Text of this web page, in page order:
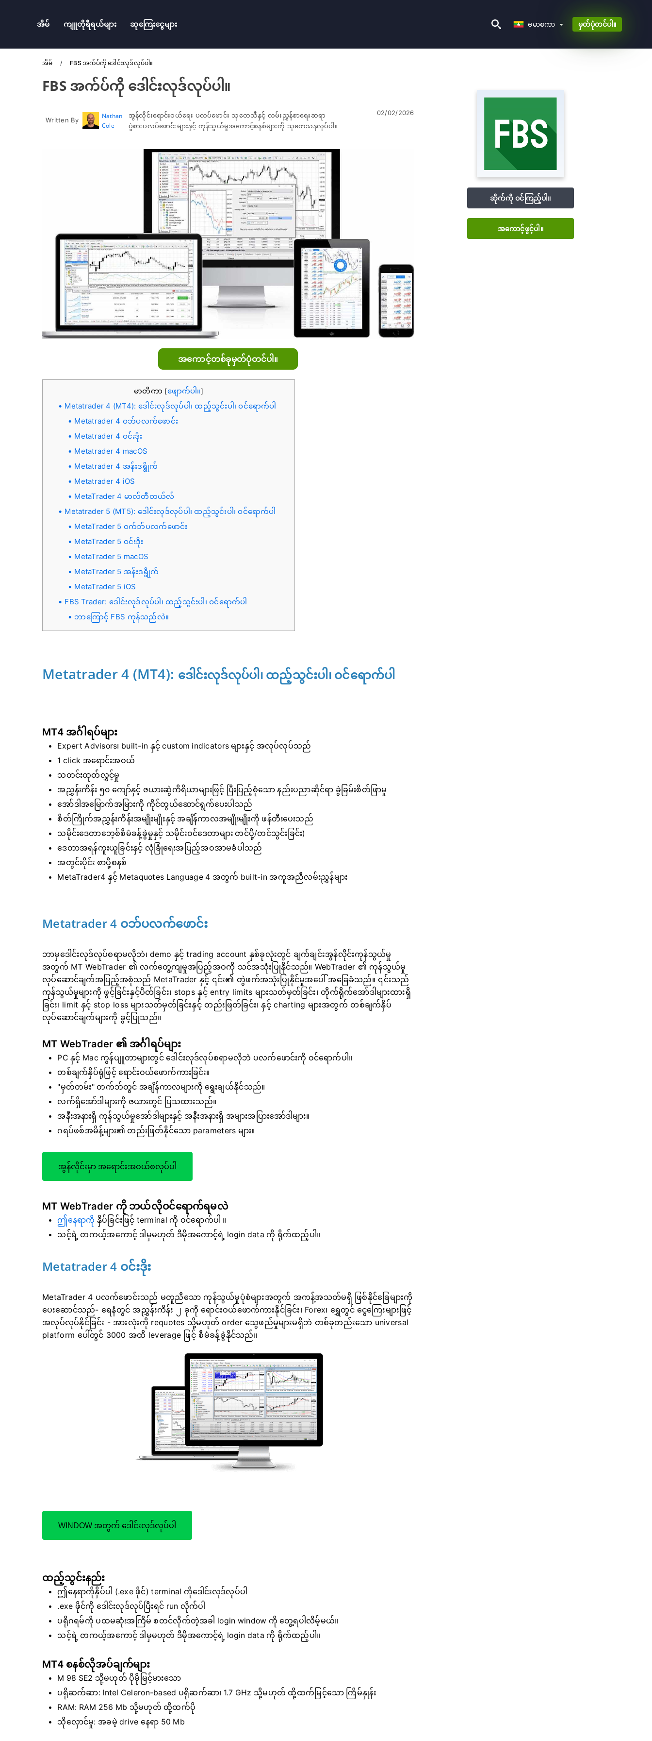
အိမ် ကျူတိုရီရယ်များ ဆုကြေးငွေများ ဗမာစကာ မှတ်ပုံတင်ပါ။
အိမ် FBS အက်ပ်ကို ဒေါင်းလုဒ်လုပ်ပါ။
FBS အက်ပ်ကို ဒေါင်းလုဒ်လုပ်ပါ။
Written By
Nathan
Cole
အွန်လိုင်းရောင်းဝယ်ရေး ပလပ်ဖောင်း သုတေသီနှင့် လမ်းညွှန်စာရေးဆရာ
ပွဲစားပလပ်ဖောင်းများနှင့် ကုန်သွယ်မှုအကောင့်စနစ်များကို သုတေသနလုပ်ပါ။
02/02/2026
အကောင့်တစ်ခုမှတ်ပုံတင်ပါ။
မာတိကာ [ဖျောက်ပါ။]
Metatrader 4 (MT4): ဒေါင်းလုဒ်လုပ်ပါ၊ ထည့်သွင်းပါ၊ ဝင်ရောက်ပါ
Metatrader 4 ဝဘ်ပလက်ဖောင်း
Metatrader 4 ဝင်းဒိုး
Metatrader 4 macOS
Metatrader 4 အန်းဒရွိုက်
Metatrader 4 iOS
MetaTrader 4 မာလ်တီတယ်လ်
Metatrader 5 (MT5): ဒေါင်းလုဒ်လုပ်ပါ၊ ထည့်သွင်းပါ၊ ဝင်ရောက်ပါ
MetaTrader 5 ဝက်ဘ်ပလက်ဖောင်း
MetaTrader 5 ဝင်းဒိုး
MetaTrader 5 macOS
MetaTrader 5 အန်းဒရွိုက်
MetaTrader 5 iOS
FBS Trader: ဒေါင်းလုဒ်လုပ်ပါ၊ ထည့်သွင်းပါ၊ ဝင်ရောက်ပါ
ဘာကြောင့် FBS ကုန်သည်လဲ။
Metatrader 4 (MT4): ဒေါင်းလုဒ်လုပ်ပါ၊ ထည့်သွင်းပါ၊ ဝင်ရောက်ပါ
MT4 အင်္ဂါရပ်များ
Expert Advisors၊ built-in နှင့် custom indicators များနှင့် အလုပ်လုပ်သည်
1 click အရောင်းအဝယ်
သတင်းထုတ်လွှင့်မှု
အညွှန်းကိန်း ၅၀ ကျော်နှင့် ဇယားဆွဲကိရိယာများဖြင့် ပြီးပြည့်စုံသော နည်းပညာဆိုင်ရာ ခွဲခြမ်းစိတ်ဖြာမှု
အော်ဒါအမြောက်အမြားကို ကိုင်တွယ်ဆောင်ရွက်ပေးပါသည်
စိတ်ကြိုက်အညွှန်းကိန်းအမျိုးမျိုးနှင့် အချိန်ကာလအမျိုးမျိုးကို ဖန်တီးပေးသည်
သမိုင်းဒေတာဘေ့စ်စီမံခန့်ခွဲမှုနှင့် သမိုင်းဝင်ဒေတာများ တင်ပို့/တင်သွင်းခြင်း)
ဒေတာအရန်ကူးယူခြင်းနှင့် လုံခြုံရေးအပြည့်အဝအာမခံပါသည်
အတွင်းပိုင်း စာပို့စနစ်
MetaTrader4 နှင့် Metaquotes Language 4 အတွက် built-in အကူအညီလမ်းညွှန်များ
Metatrader 4 ဝဘ်ပလက်ဖောင်း
ဘာမှဒေါင်းလုဒ်လုပ်စရာမလိုဘဲ၊ demo နှင့် trading account နှစ်ခုလုံးတွင် ချက်ချင်းအွန်လိုင်းကုန်သွယ်မှု
အတွက် MT WebTrader ၏ လက်တွေ့ကျမှုအပြည့်အဝကို သင်အသုံးပြုနိုင်သည်။ WebTrader ၏ ကုန်သွယ်မှု
လုပ်ဆောင်ချက်အပြည့်အစုံသည် MetaTrader နှင့် ၎င်း၏ တွဲဖက်အသုံးပြုနိုင်မှုအပေါ် အခြေခံသည်။ ၎င်းသည်
ကုန်သွယ်မှုများကို ဖွင့်ခြင်းနှင့်ပိတ်ခြင်း၊ stops နှင့် entry limits များသတ်မှတ်ခြင်း၊ တိုက်ရိုက်အော်ဒါများထားရှိ
ခြင်း၊ limit နှင့် stop loss များသတ်မှတ်ခြင်းနှင့် တည်းဖြတ်ခြင်း၊ နှင့် charting များအတွက် တစ်ချက်နှိပ်
လုပ်ဆောင်ချက်များကို ခွင့်ပြုသည်။
MT WebTrader ၏ အင်္ဂါရပ်များ
PC နှင့် Mac ကွန်ပျူတာများတွင် ဒေါင်းလုဒ်လုပ်စရာမလိုဘဲ ပလက်ဖောင်းကို ဝင်ရောက်ပါ။
တစ်ချက်နှိပ်ရုံဖြင့် ရောင်းဝယ်ဖောက်ကားခြင်း။
"မှတ်တမ်း" တက်ဘ်တွင် အချိန်ကာလများကို ရွေးချယ်နိုင်သည်။
လက်ရှိအော်ဒါများကို ဇယားတွင် ပြသထားသည်။
အနီးအနားရှိ ကုန်သွယ်မှုအော်ဒါများနှင့် အနီးအနားရှိ အများအပြားအော်ဒါများ။
ဂရပ်ဖစ်အမိန့်များ၏ တည်းဖြတ်နိုင်သော parameters များ။
အွန်လိုင်းမှာ အရောင်းအဝယ်စလုပ်ပါ
MT WebTrader ကို ဘယ်လိုဝင်ရောက်ရမလဲ
ဤနေရာကို နှိပ်ခြင်းဖြင့် terminal ကို ဝင်ရောက်ပါ ။
သင့်ရဲ့ တကယ့်အကောင့် ဒါမှမဟုတ် ဒီမိုအကောင့်ရဲ့ login data ကို ရိုက်ထည့်ပါ။
Metatrader 4 ဝင်းဒိုး
MetaTrader 4 ပလက်ဖောင်းသည် မတူညီသော ကုန်သွယ်မှုပုံစံများအတွက် အကန့်အသတ်မရှိ ဖြစ်နိုင်ခြေများကို
ပေးဆောင်သည်- ရေနံတွင် အညွှန်းကိန်း ၂ ခုကို ရောင်းဝယ်ဖောက်ကားနိုင်ခြင်း၊ Forex၊ ရွှေတွင် ငွေကြေးများဖြင့်
အလုပ်လုပ်နိုင်ခြင်း - အားလုံးကို requotes သို့မဟုတ် order သွေဖည်မှုများမရှိဘဲ တစ်ခုတည်းသော universal
platform ပေါ်တွင် 3000 အထိ leverage ဖြင့် စီမံခန့်ခွဲနိုင်သည်။
WINDOW အတွက် ဒေါင်းလုဒ်လုပ်ပါ
ထည့်သွင်းနည်း
ဤနေရာကိုနှိပ်ပါ (.exe ဖိုင်) terminal ကိုဒေါင်းလုဒ်လုပ်ပါ
.exe ဖိုင်ကို ဒေါင်းလုဒ်လုပ်ပြီးရင် run လိုက်ပါ
ပရိုဂရမ်ကို ပထမဆုံးအကြိမ် စတင်လိုက်တဲ့အခါ login window ကို တွေ့ရပါလိမ့်မယ်။
သင့်ရဲ့ တကယ့်အကောင့် ဒါမှမဟုတ် ဒီမိုအကောင့်ရဲ့ login data ကို ရိုက်ထည့်ပါ။
MT4 စနစ်လိုအပ်ချက်များ
M 98 SE2 သို့မဟုတ် ပိုမိုမြင့်မားသော
ပရိုဆက်ဆာ: Intel Celeron-based ပရိုဆက်ဆာ၊ 1.7 GHz သို့မဟုတ် ထို့ထက်မြင့်သော ကြိမ်နှုန်း
RAM: RAM 256 Mb သို့မဟုတ် ထို့ထက်ပို
သိုလှောင်မှု: အခမဲ့ drive နေရာ 50 Mb
ဆိုက်ကို ဝင်ကြည့်ပါ။
အကောင့်ဖွင့်ပါ။